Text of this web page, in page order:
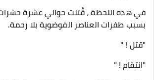
في هذه اللحظة ، قُتلت حوالي عشرة
بسبب طفرات العناصر الفوضوية بلا رحمة.
"قتل ! "
"انتقام ! "